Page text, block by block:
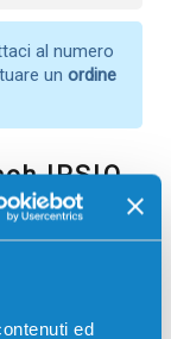
ed
al numero
un ordine
IPSIO